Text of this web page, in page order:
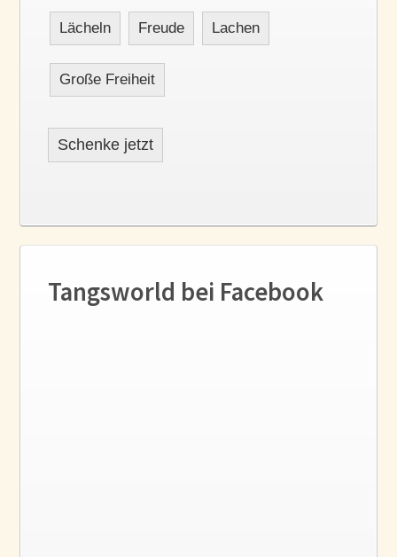
Lächeln Freude Lachen
Große Freiheit
Schenke jetzt
Tangsworld bei Facebook